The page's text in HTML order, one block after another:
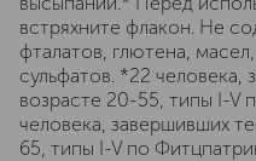
встряхните флакон. Не
фталатов, глютена,
сульфатов. *22 человека,
возрасте 20-55, типы I-V
человека, завершивших
65, типы I-V по